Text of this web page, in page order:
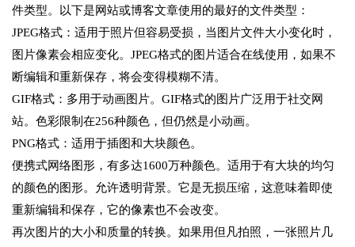
件类型。以下是网站或博客文章使用的最好的文件类型：
JPEG格式：适用于照片但容易受损，当图片文件大小变化时，
图片像素会相应变化。JPEG格式的图片适合在线使用，如果不
断编辑和重新保存，将会变得模糊不清。
GIF格式：多用于动画图片。GIF格式的图片广泛用于社交网
站。色彩限制在256种颜色，但仍然是小动画。
PNG格式：适用于插图和大块颜色。
便携式网络图形，有多达1600万种颜色。适用于有大块的均匀
的颜色的图形。允许透明背景。它是无损压缩，这意味着即使
重新编辑和保存，它的像素也不会改变。
再次图片的大小和质量的转换。如果用但凡拍照，一张照片几